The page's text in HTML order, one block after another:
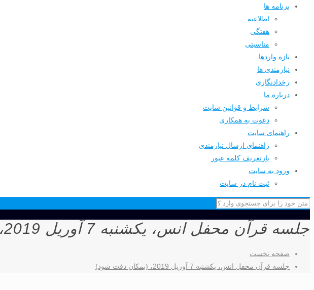
برنامه ها
اطلاعیه
هفتگی
مناسبتی
تازه واردها
نیازمندی ها
رخدادنگاری
درباره ما
شرایط و قوانین سایت
دعوت به همکاری
راهنمای سایت
راهنمای ارسال نیازمندی
بازتعریف کلمه عبور
ورود به سایت
ثبت نام در سایت
جلسه قرآن محفل انس، یکشنبه 7 آوریل 2019‎، (بمکان دقت شود)
صفحه نخست
جلسه قرآن محفل انس، یکشنبه 7 آوریل 2019‎، (بمکان دقت شود)